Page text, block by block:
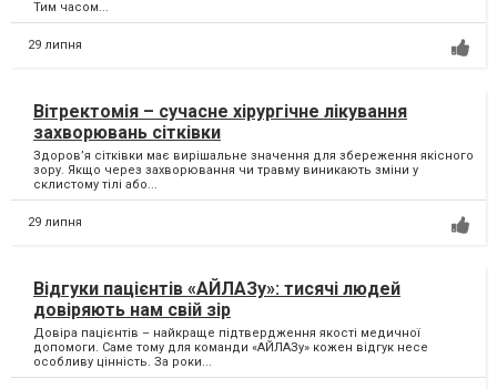
Тим часом...
29 липня
Вітректомія – сучасне хірургічне лікування
захворювань сітківки
Здоров’я сітківки має вирішальне значення для збереження якісного
зору. Якщо через захворювання чи травму виникають зміни у
склистому тілі або...
29 липня
Відгуки пацієнтів «АЙЛАЗу»: тисячі людей
довіряють нам свій зір
Довіра пацієнтів – найкраще підтвердження якості медичної
допомоги. Саме тому для команди «АЙЛАЗу» кожен відгук несе
особливу цінність. За роки...